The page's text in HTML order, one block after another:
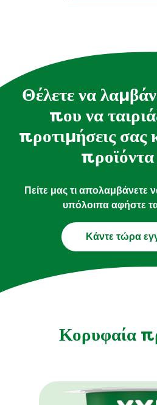
Θέλετε να
που να
προτιμήσεις σας
Πείτε μας τι απολαμβάνετε
υπόλοιπα αφήστε
Κάντε τώρα
Κορυφαία